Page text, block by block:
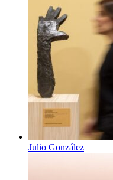
Julio González